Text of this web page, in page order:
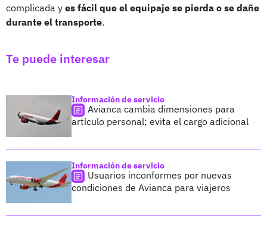
complicada y es fácil que el equipaje se pierda o se dañe
durante el transporte.
Te puede interesar
Información de servicio
Avianca cambia dimensiones para
artículo personal; evita el cargo adicional
Información de servicio
Usuarios inconformes por nuevas
condiciones de Avianca para viajeros